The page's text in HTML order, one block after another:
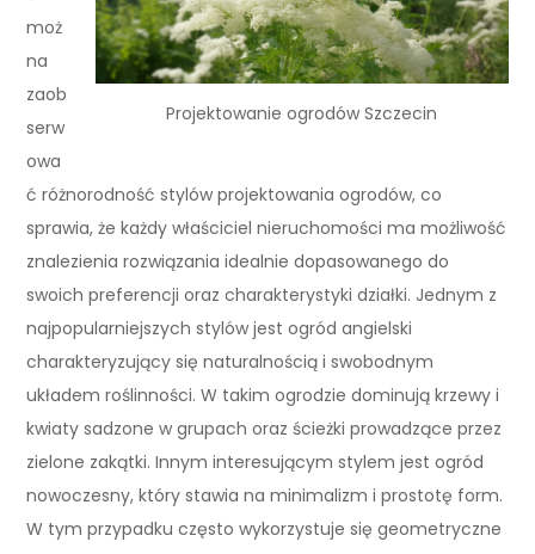
Projektowanie ogrodów Szczecin
moż
na
zaob
serw
owa
ć różnorodność stylów projektowania ogrodów, co
sprawia, że każdy właściciel nieruchomości ma możliwość
znalezienia rozwiązania idealnie dopasowanego do
swoich preferencji oraz charakterystyki działki. Jednym z
najpopularniejszych stylów jest ogród angielski
charakteryzujący się naturalnością i swobodnym
układem roślinności. W takim ogrodzie dominują krzewy i
kwiaty sadzone w grupach oraz ścieżki prowadzące przez
zielone zakątki. Innym interesującym stylem jest ogród
nowoczesny, który stawia na minimalizm i prostotę form.
W tym przypadku często wykorzystuje się geometryczne